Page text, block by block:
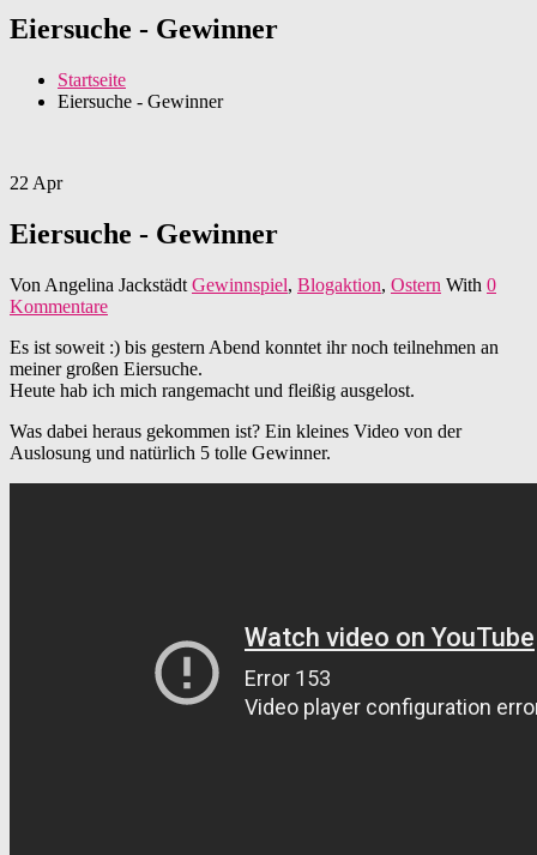
Eiersuche - Gewinner
Startseite
Eiersuche - Gewinner
22 Apr
Eiersuche - Gewinner
Von Angelina Jackstädt Gewinnspiel, Blogaktion, Ostern With 0
Kommentare
Es ist soweit :) bis gestern Abend konntet ihr noch teilnehmen an
meiner großen Eiersuche.
Heute hab ich mich rangemacht und fleißig ausgelost.
Was dabei heraus gekommen ist? Ein kleines Video von der
Auslosung und natürlich 5 tolle Gewinner.